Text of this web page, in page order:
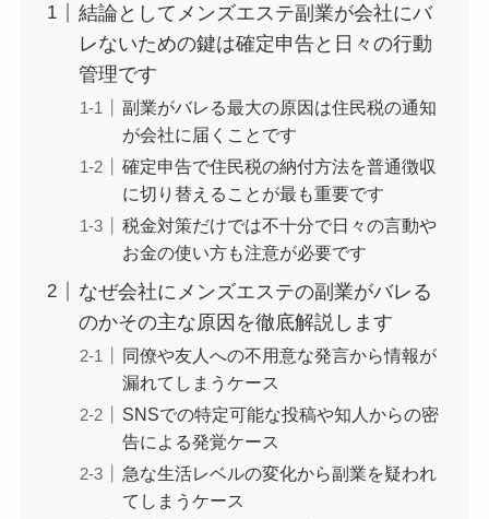
結論としてメンズエステ副業が会社にバ
レないための鍵は確定申告と日々の行動
管理です
副業がバレる最大の原因は住民税の通知
が会社に届くことです
確定申告で住民税の納付方法を普通徴収
に切り替えることが最も重要です
税金対策だけでは不十分で日々の言動や
お金の使い方も注意が必要です
なぜ会社にメンズエステの副業がバレる
のかその主な原因を徹底解説します
同僚や友人への不用意な発言から情報が
漏れてしまうケース
SNSでの特定可能な投稿や知人からの密
告による発覚ケース
急な生活レベルの変化から副業を疑われ
てしまうケース